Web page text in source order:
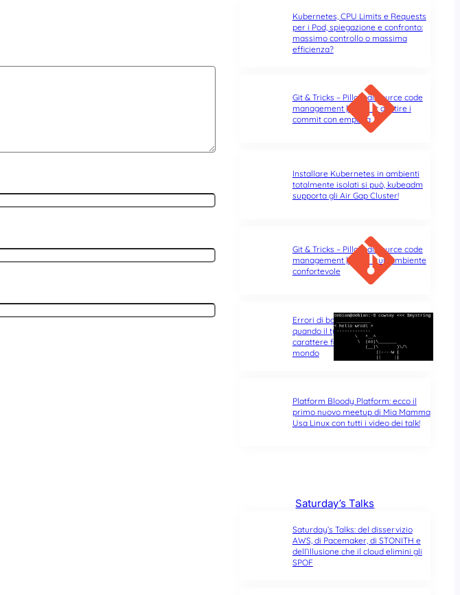
Kubernetes, CPU Limits e Requests
per i Pod, spiegazione e confronto:
massimo controllo o massima
efficienza?
Git & Tricks – Pillole di source code
management | Parte 2: gestire i
commit con empatia
Installare Kubernetes in ambienti
totalmente isolati si può, kubeadm
supporta gli Air Gap Cluster!
Git & Tricks – Pillole di source code
management | Parte 1: un ambiente
confortevole
Errori di battitura nel terminale:
quando il typo di un singolo
carattere fa tutta la differenza del
mondo
Platform Bloody Platform: ecco il
primo nuovo meetup di Mia Mamma
Usa Linux con tutti i video dei talk!
Saturday’s Talks
Saturday’s Talks: del disservizio
AWS, di Pacemaker, di STONITH e
dell’illusione che il cloud elimini gli
SPOF